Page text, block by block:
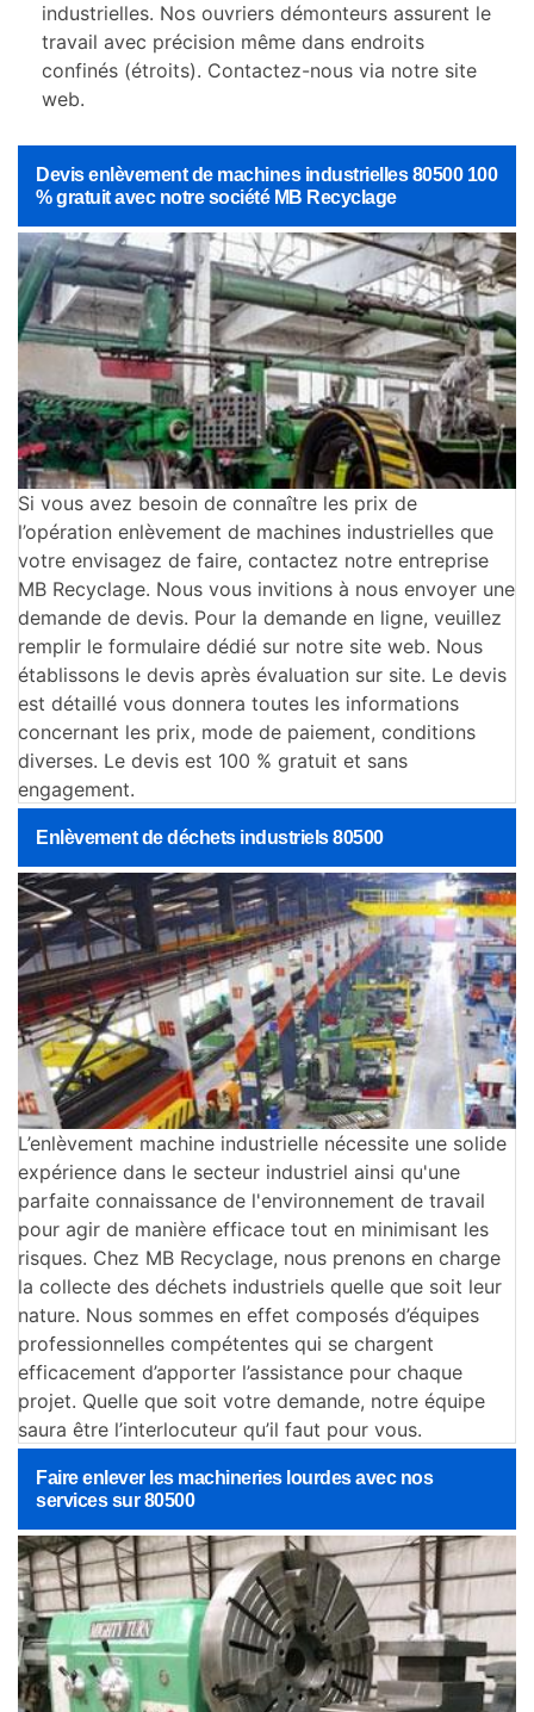
Devis enlèvement de machines industrielles 80500 100
% gratuit avec notre société MB Recyclage
Si vous avez besoin de connaître les prix de
l’opération enlèvement de machines industrielles que
votre envisagez de faire, contactez notre entreprise
MB Recyclage. Nous vous invitions à nous envoyer une
demande de devis. Pour la demande en ligne, veuillez
remplir le formulaire dédié sur notre site web. Nous
établissons le devis après évaluation sur site. Le devis
est détaillé vous donnera toutes les informations
concernant les prix, mode de paiement, conditions
diverses. Le devis est 100 % gratuit et sans
engagement.
Enlèvement de déchets industriels 80500
L’enlèvement machine industrielle nécessite une solide
expérience dans le secteur industriel ainsi qu'une
parfaite connaissance de l'environnement de travail
pour agir de manière efficace tout en minimisant les
risques. Chez MB Recyclage, nous prenons en charge
la collecte des déchets industriels quelle que soit leur
nature. Nous sommes en effet composés d’équipes
professionnelles compétentes qui se chargent
efficacement d’apporter l’assistance pour chaque
projet. Quelle que soit votre demande, notre équipe
saura être l’interlocuteur qu’il faut pour vous.
Faire enlever les machineries lourdes avec nos
services sur 80500
industrielles. Nos ouvriers démonteurs assurent le
travail avec précision même dans endroits
confinés (étroits). Contactez-nous via notre site
web.